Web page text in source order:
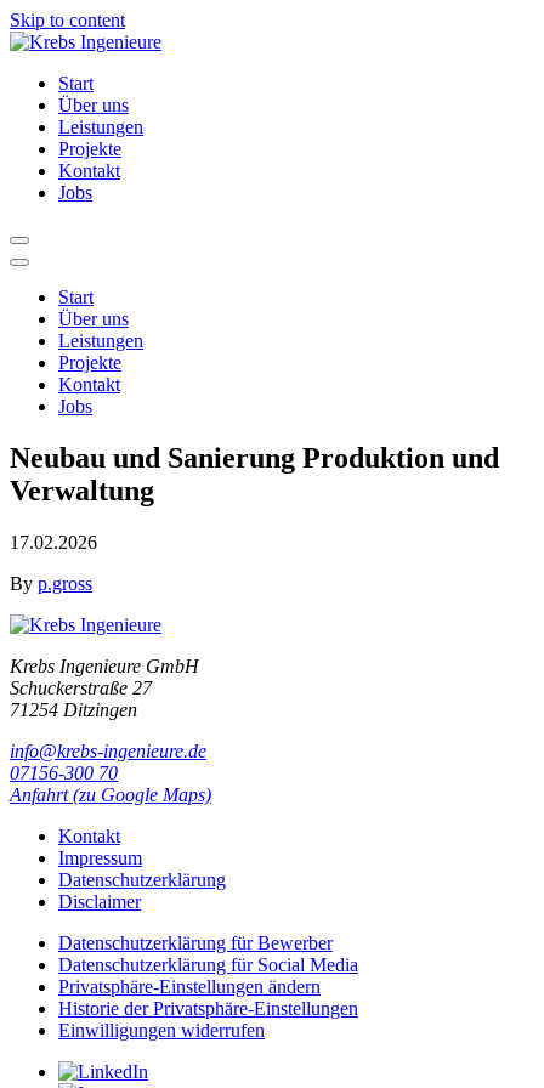
Skip to content
Start
Über uns
Leistungen
Projekte
Kontakt
Jobs
Start
Über uns
Leistungen
Projekte
Kontakt
Jobs
Neubau und Sanierung Produktion und
Verwaltung
17.02.2026
By p.gross
Krebs Ingenieure GmbH
Schuckerstraße 27
71254 Ditzingen
info@krebs-ingenieure.de
07156-300 70
Anfahrt (zu Google Maps)
Kontakt
Impressum
Datenschutzerklärung
Disclaimer
Datenschutzerklärung für Bewerber
Datenschutzerklärung für Social Media
Privatsphäre-Einstellungen ändern
Historie der Privatsphäre-Einstellungen
Einwilligungen widerrufen